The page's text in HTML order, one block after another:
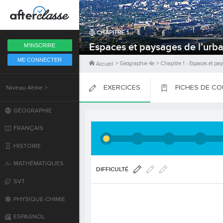
CHAPITRE1
Espaces et paysages de
Accueil > Géographie 4e > Chapitre 1 - Espaces et
EXERCICES FICHES DE
DIFFICULTÉ
M'INSCRIRE
ME CONNECTER
Niveau 4ème >
GÉOGRAPHIE
FRANÇAIS
HISTOIRE
MATHÉMATIQUES
SVT
PHYSIQUE-CHIMIE
ESPAGNOL
Fermer
6ème
5ème
3ème
Première